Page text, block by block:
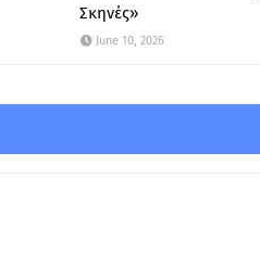
Σκηνές»
June 10, 2026